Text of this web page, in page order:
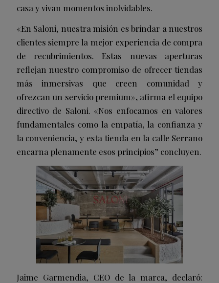
casa y vivan momentos inolvidables.
«En Saloni, nuestra misión es brindar a nuestros
clientes siempre la mejor experiencia de compra
de recubrimientos. Estas nuevas aperturas
reflejan nuestro compromiso de ofrecer tiendas
más inmersivas que creen comunidad y
ofrezcan un servicio premium», afirma el equipo
directivo de Saloni. «Nos enfocamos en valores
fundamentales como la empatía, la confianza y
la conveniencia, y esta tienda en la calle Serrano
encarna plenamente esos principios” concluyen.
Jaime Garmendia, CEO de la marca, declaró: